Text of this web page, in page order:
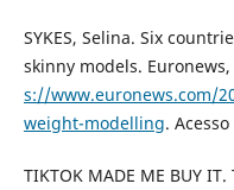
SYKES, Selina. Six
skinny models.
s://www.euronews.com/
weight-modelling.
TIKTOK MADE ME BUY